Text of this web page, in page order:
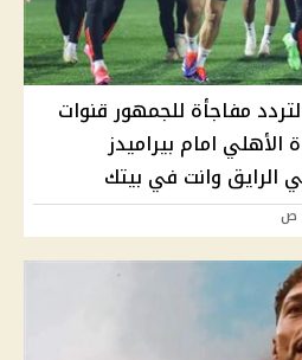
مفاجأة للجمهور قنوات
الأهلي امام بيراميدز